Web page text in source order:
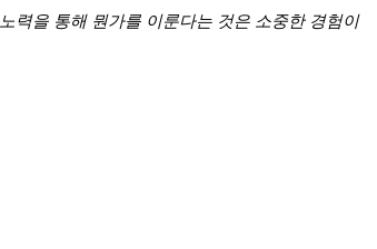
력을 통해 뭔가를 이룬다는 것은 소중한 경험이